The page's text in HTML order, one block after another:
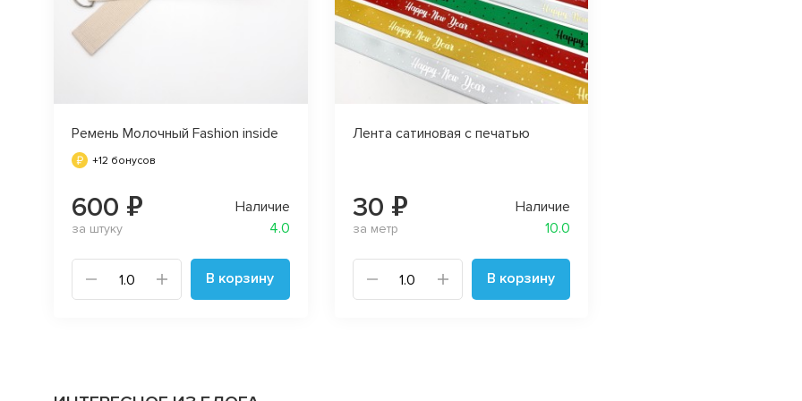
Ремень Молочный Fashion inside
+12 бонусов
600 ₽
за штуку
Наличие
4.0
В корзину
Лента сатиновая с печатью
30 ₽
за метр
Наличие
10.0
В корзину